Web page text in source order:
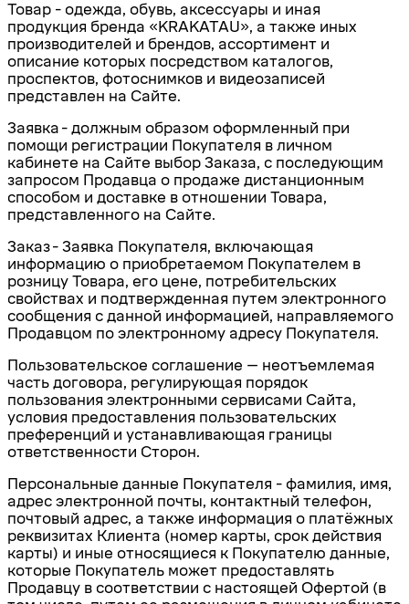
Товар - одежда, обувь, аксессуары и иная
продукция бренда «KRAKATAU», а также иных
производителей и брендов, ассортимент и
описание которых посредством каталогов,
проспектов, фотоснимков и видеозаписей
представлен на Сайте.
Заявка - должным образом оформленный при
помощи регистрации Покупателя в личном
кабинете на Сайте выбор Заказа, с последующим
запросом Продавца о продаже дистанционным
способом и доставке в отношении Товара,
представленного на Сайте.
Заказ- Заявка Покупателя, включающая
информацию о приобретаемом Покупателем в
розницу Товара, его цене, потребительских
свойствах и подтвержденная путем электронного
сообщения с данной информацией, направляемого
Продавцом по электронному адресу Покупателя.
Пользовательское соглашение – неотъемлемая
часть договора, регулирующая порядок
пользования электронными сервисами Сайта,
условия предоставления пользовательских
преференций и устанавливающая границы
ответственности Сторон.
Персональные данные Покупателя - фамилия, имя,
адрес электронной почты, контактный телефон,
почтовый адрес, а также информация о платёжных
реквизитах Клиента (номер карты, срок действия
карты) и иные относящиеся к Покупателю данные,
которые Покупатель может предоставлять
Продавцу в соответствии с настоящей Офертой (в